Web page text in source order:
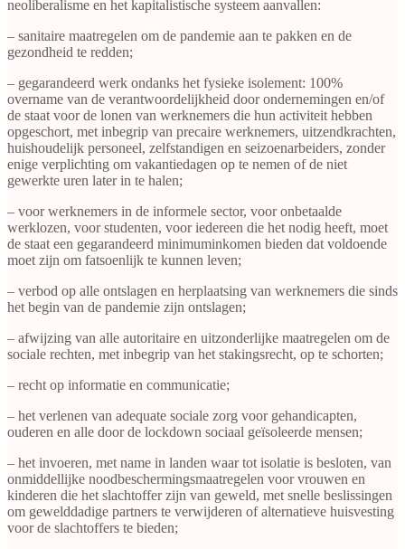
neoliberalisme en het kapitalistische systeem aanvallen:
– sanitaire maatregelen om de pandemie aan te pakken en de
gezondheid te redden;
– gegarandeerd werk ondanks het fysieke isolement: 100%
overname van de verantwoordelijkheid door ondernemingen en/of
de staat voor de lonen van werknemers die hun activiteit hebben
opgeschort, met inbegrip van precaire werknemers, uitzendkrachten,
huishoudelijk personeel, zelfstandigen en seizoenarbeiders, zonder
enige verplichting om vakantiedagen op te nemen of de niet
gewerkte uren later in te halen;
– voor werknemers in de informele sector, voor onbetaalde
werklozen, voor studenten, voor iedereen die het nodig heeft, moet
de staat een gegarandeerd minimuminkomen bieden dat voldoende
moet zijn om fatsoenlijk te kunnen leven;
– verbod op alle ontslagen en herplaatsing van werknemers die sinds
het begin van de pandemie zijn ontslagen;
– afwijzing van alle autoritaire en uitzonderlijke maatregelen om de
sociale rechten, met inbegrip van het stakingsrecht, op te schorten;
– recht op informatie en communicatie;
– het verlenen van adequate sociale zorg voor gehandicapten,
ouderen en alle door de lockdown sociaal geïsoleerde mensen;
– het invoeren, met name in landen waar tot isolatie is besloten, van
onmiddellijke noodbeschermingsmaatregelen voor vrouwen en
kinderen die het slachtoffer zijn van geweld, met snelle beslissingen
om gewelddadige partners te verwijderen of alternatieve huisvesting
voor de slachtoffers te bieden;